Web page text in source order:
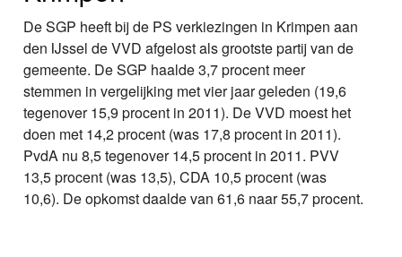
De SGP heeft bij de PS verkiezingen in Krimpen aan
den IJssel de VVD afgelost als grootste partij van de
gemeente. De SGP haalde 3,7 procent meer
stemmen in vergelijking met vier jaar geleden (19,6
tegenover 15,9 procent in 2011). De VVD moest het
doen met 14,2 procent (was 17,8 procent in 2011).
PvdA nu 8,5 tegenover 14,5 procent in 2011. PVV
13,5 procent (was 13,5), CDA 10,5 procent (was
10,6). De opkomst daalde van 61,6 naar 55,7 procent.